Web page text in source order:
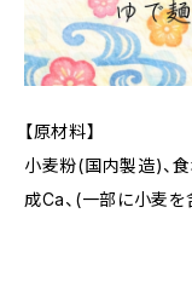
【原材料】
小麦粉(国内製造)、食
成Ca、(一部に小麦を